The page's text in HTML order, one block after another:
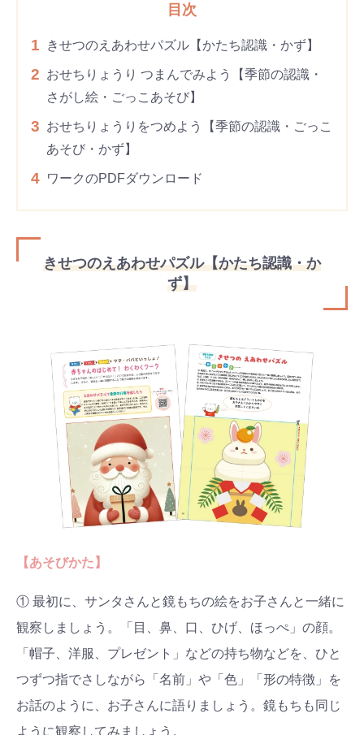
目次
1 きせつのえあわせパズル【かたち認識・かず】
2 おせちりょうり つまんでみよう【季節の認識・
さがし絵・ごっこあそび】
3 おせちりょうりをつめよう【季節の認識・ごっこ
あそび・かず】
4 ワークのPDFダウンロード
きせつのえあわせパズル【かたち認識・か
ず】
【あそびかた】
① 最初に、サンタさんと鏡もちの絵をお子さんと一緒に
観察しましょう。「目、鼻、口、ひげ、ほっぺ」の顔。
「帽子、洋服、プレゼント」などの持ち物などを、ひと
つずつ指でさしながら「名前」や「色」「形の特徴」を
お話のように、お子さんに語りましょう。鏡もちも同じ
ように観察してみましょう。